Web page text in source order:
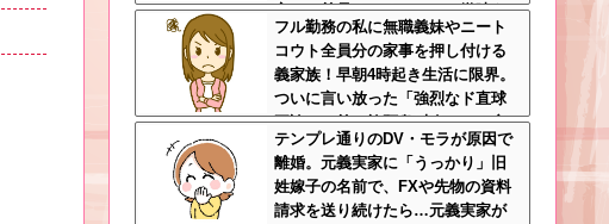
言」に義母オロオロｗｗ←嫌味を
逆手にとった神対応すぎる
フル勤務の私に無職義妹やニート
コウト全員分の家事を押し付ける
義家族！早朝4時起き生活に限界。
ついに言い放った「強烈なド直球
正論」に義一族阿鼻叫喚ｗｗ←怠
け者どもに正論のナイフをグサリ
テンプレ通りのDV・モラが原因で
離婚。元義実家に「うっかり」旧
姓嫁子の名前で、FXや先物の資料
請求を送り続けたら…元義実家が